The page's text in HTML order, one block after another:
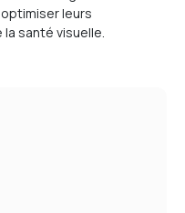
leurs
santé visuelle.